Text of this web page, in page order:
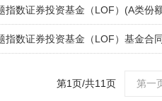
指数证券投资基金（LOF）(A类份
指数证券投资基金（LOF）基金合
第1页/共11页 第一